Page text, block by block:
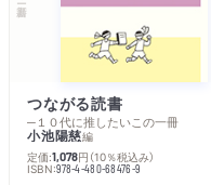
つながる読書
─１０代に推したいこの一冊
小池陽慈編
定価:1,078円 （10％税込み）
ISBN:978-4-480-68476-9